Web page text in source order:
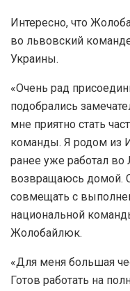
Интересно, что
во львовский
Украины.
«Очень рад
подобрались
мне приятно стать
команды. Я родом из
ранее уже работал
возвращаюсь домой.
совмещать с
национальной
Жолобайлюк.
«Для меня большая
Готов работать на